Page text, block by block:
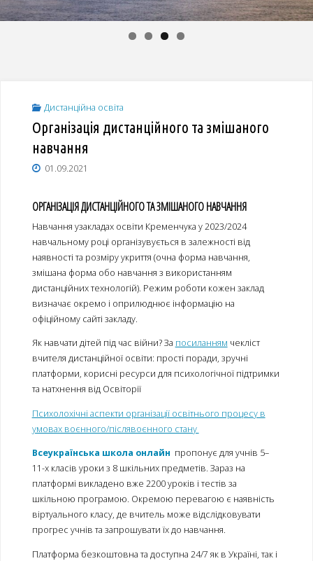
Дистанційна освіта
Організація дистанційного та змішаного
навчання
01.09.2021
ОРГАНІЗАЦІЯ ДИСТАНЦІЙНОГО ТА ЗМІШАНОГО НАВЧАННЯ
Навчання узакладах освіти Кременчука у 2023/2024
навчальному році організувується в залежності від
наявності та розміру укриття (очна форма навчання,
змішана форма обо навчання з використанням
дистанційних технологій). Режим роботи кожен заклад
визначає окремо і оприлюднює інформацію на
офіційному сайті закладу.
Як навчати дітей під час війни? За посиланням чекліст
вчителя дистанційної освіти: прості поради, зручні
платформи, корисні ресурси для психологічної підтримки
та натхнення від Освіторії
Психолохічні аспекти організації освітнього процесу в
умовах воєнного/післявоєнного стану
Всеукраїнська школа онлайн пропонує для учнів 5–
11-х класів уроки з 8 шкільних предметів. Зараз на
платформі викладено вже 2200 уроків і тестів за
шкільною програмою. Окремою перевагою є наявність
віртуального класу, де вчитель може відслідковувати
прогрес учнів та запрошувати їх до навчання.
Платформа безкоштовна та доступна 24/7 як в Україні, так і